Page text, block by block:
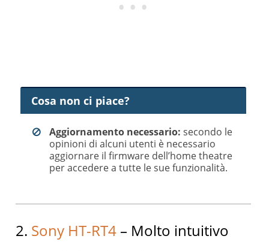
Cosa non ci piace?
Aggiornamento necessario:secondo le
opinioni di alcuni utenti è necessario
aggiornare il firmware dell’home theatre
per accedere a tutte le sue funzionalità.
2. Sony HT-RT4 – Molto intuitivo